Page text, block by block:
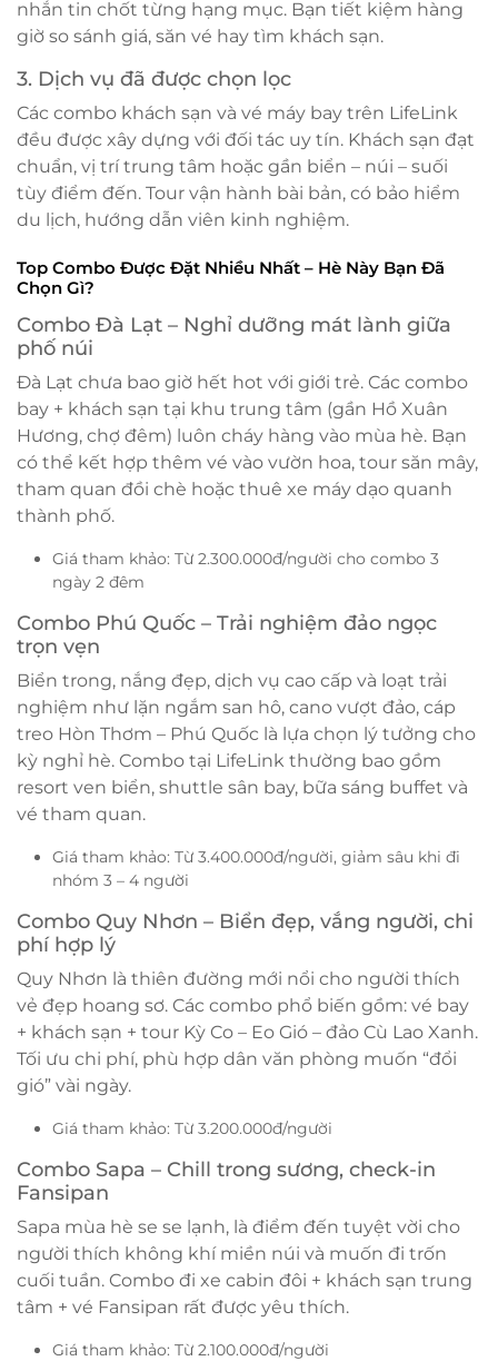
nhắn tin chốt từng hạng mục. Bạn tiết kiệm hàng
giờ so sánh giá, săn vé hay tìm khách sạn.
3. Dịch vụ đã được chọn lọc
Các combo khách sạn và vé máy bay trên LifeLink
đều được xây dựng với đối tác uy tín. Khách sạn đạt
chuẩn, vị trí trung tâm hoặc gần biển – núi – suối
tùy điểm đến. Tour vận hành bài bản, có bảo hiểm
du lịch, hướng dẫn viên kinh nghiệm.
Top Combo Được Đặt Nhiều Nhất – Hè Này Bạn Đã
Chọn Gì?
Combo Đà Lạt – Nghỉ dưỡng mát lành giữa
phố núi
Đà Lạt chưa bao giờ hết hot với giới trẻ. Các combo
bay + khách sạn tại khu trung tâm (gần Hồ Xuân
Hương, chợ đêm) luôn cháy hàng vào mùa hè. Bạn
có thể kết hợp thêm vé vào vườn hoa, tour săn mây,
tham quan đồi chè hoặc thuê xe máy dạo quanh
thành phố.
Giá tham khảo: Từ 2.300.000đ/người cho combo 3
ngày 2 đêm
Combo Phú Quốc – Trải nghiệm đảo ngọc
trọn vẹn
Biển trong, nắng đẹp, dịch vụ cao cấp và loạt trải
nghiệm như lặn ngắm san hô, cano vượt đảo, cáp
treo Hòn Thơm – Phú Quốc là lựa chọn lý tưởng cho
kỳ nghỉ hè. Combo tại LifeLink thường bao gồm
resort ven biển, shuttle sân bay, bữa sáng buffet và
vé tham quan.
Giá tham khảo: Từ 3.400.000đ/người, giảm sâu khi đi
nhóm 3 – 4 người
Combo Quy Nhơn – Biển đẹp, vắng người, chi
phí hợp lý
Quy Nhơn là thiên đường mới nổi cho người thích
vẻ đẹp hoang sơ. Các combo phổ biến gồm: vé bay
+ khách sạn + tour Kỳ Co – Eo Gió – đảo Cù Lao Xanh.
Tối ưu chi phí, phù hợp dân văn phòng muốn “đổi
gió” vài ngày.
Giá tham khảo: Từ 3.200.000đ/người
Combo Sapa – Chill trong sương, check-in
Fansipan
Sapa mùa hè se se lạnh, là điểm đến tuyệt vời cho
người thích không khí miền núi và muốn đi trốn
cuối tuần. Combo đi xe cabin đôi + khách sạn trung
tâm + vé Fansipan rất được yêu thích.
Giá tham khảo: Từ 2.100.000đ/người